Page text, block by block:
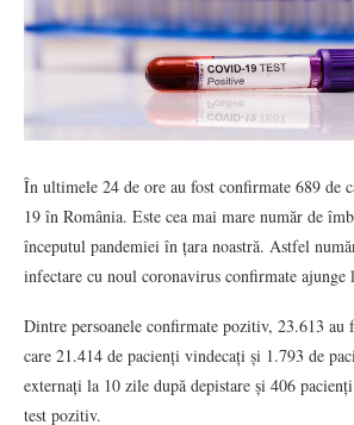
În ultimele 24 de ore au fost confirmate 689 de
19 în România. Este cea mai mare număr de
începutul pandemiei în țara noastră. Astfel
infectare cu noul coronavirus confirmate ajunge
Dintre persoanele confirmate pozitiv, 23.613 au
care 21.414 de pacienți vindecați și 1.793 de
externați la 10 zile după depistare și 406
test pozitiv.